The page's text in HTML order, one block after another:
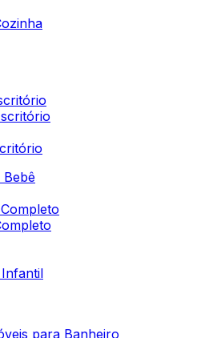
para Banheiro